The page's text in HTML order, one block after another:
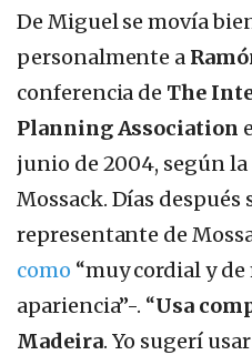
De Miguel se movía
personalmente a
conferencia de The
Planning Association
junio de 2004, según
Mossack. Días
representante de
como “muy cordial y
apariencia”-. “Usa
Madeira. Yo sugerí usar